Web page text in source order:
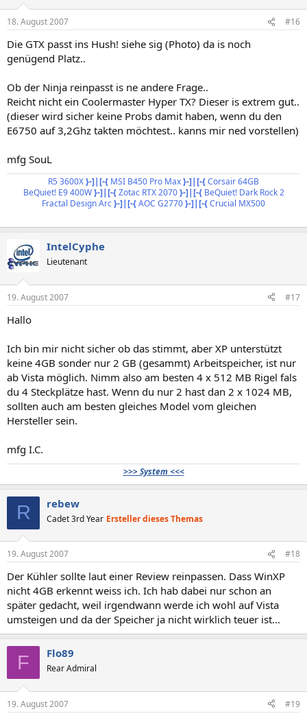
18. August 2007 #16
Die GTX passt ins Hush! siehe sig (Photo) da is noch
genügend Platz..
Ob der Ninja reinpasst is ne andere Frage..
Reicht nicht ein Coolermaster Hyper TX? Dieser is extrem gut..
(dieser wird sicher keine Probs damit haben, wenn du den
E6750 auf 3,2Ghz takten möchtest.. kanns mir ned vorstellen)
mfg SouL
R5 3600X}-]|[-{ MSI B450 Pro Max}-]|[-{Corsair 64GB
BeQuiet! E9 400W}-]|[-{Zotac RTX 2070}-]|[-{BeQuiet! Dark Rock 2
Fractal Design Arc}-]|[-{AOC G2770}-]|[-{Crucial MX500
IntelCyphe
Lieutenant
19. August 2007 #17
Hallo
Ich bin mir nicht sicher ob das stimmt, aber XP unterstützt
keine 4GB sonder nur 2 GB (gesammt) Arbeitspeicher, ist nur
ab Vista möglich. Nimm also am besten 4 x 512 MB Rigel fals
du 4 Steckplätze hast. Wenn du nur 2 hast dan 2 x 1024 MB,
sollten auch am besten gleiches Model vom gleichen
Hersteller sein.
mfg I.C.
>>> System <<<
R rebew
Cadet 3rd Year Ersteller dieses Themas
19. August 2007 #18
Der Kühler sollte laut einer Review reinpassen. Dass WinXP
nicht 4GB erkennt weiss ich. Ich hab dabei nur schon an
später gedacht, weil irgendwann werde ich wohl auf Vista
umsteigen und da der Speicher ja nicht wirklich teuer ist...
F Flo89
Rear Admiral
19. August 2007 #19